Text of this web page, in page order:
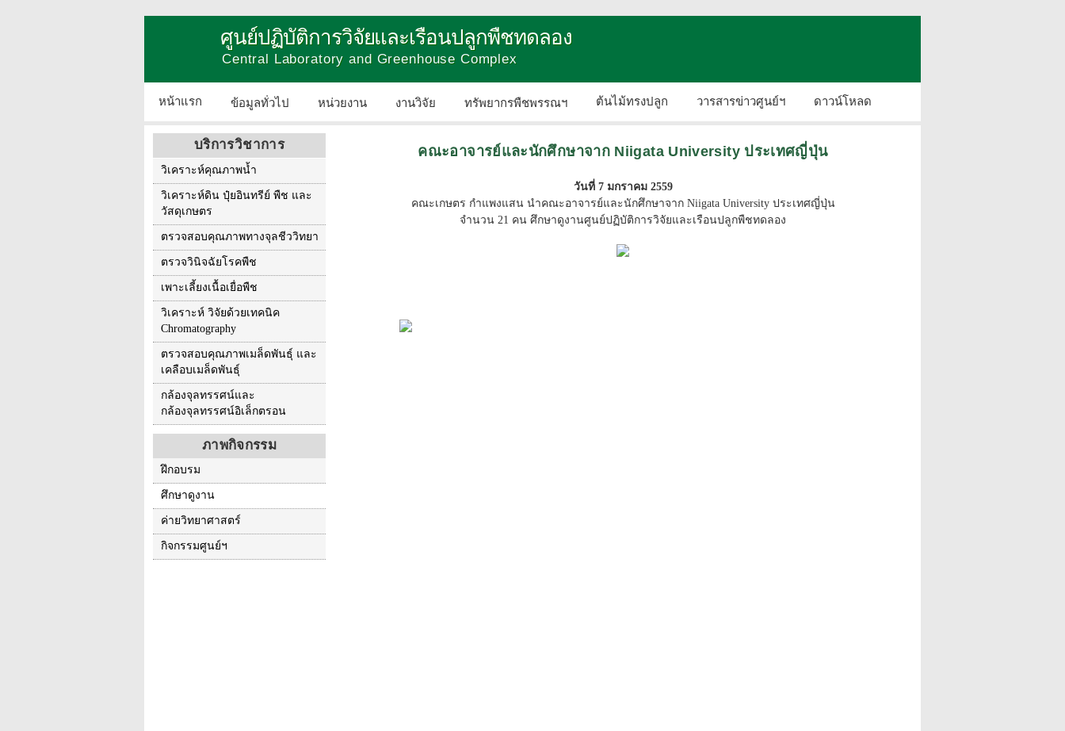
ศูนย์ปฏิบัติการวิจัยและเรือนปลูกพืชทดลอง
Central Laboratory and Greenhouse Complex
หน้าแรก ข้อมูลทั่วไป หน่วยงาน งานวิจัย ทรัพยากรพืชพรรณฯ ต้นไม้ทรงปลูก วารสารข่าวศูนย์ฯ ดาวน์โหลด
บริการวิชาการ
วิเคราะห์คุณภาพน้ำ
วิเคราะห์ดิน ปุ๋ยอินทรีย์ พืช และ
วัสดุเกษตร
ตรวจสอบคุณภาพทางจุลชีววิทยา
ตรวจวินิจฉัยโรคพืช
เพาะเลี้ยงเนื้อเยื่อพืช
วิเคราะห์ วิจัยด้วยเทคนิค
Chromatography
ตรวจสอบคุณภาพเมล็ดพันธุ์ และ
เคลือบเมล็ดพันธุ์
กล้องจุลทรรศน์และ
กล้องจุลทรรศน์อิเล็กตรอน
ภาพกิจกรรม
ฝึกอบรม
ศึกษาดูงาน
ค่ายวิทยาศาสตร์
กิจกรรมศูนย์ฯ
คณะอาจารย์และนักศึกษาจาก Niigata University ประเทศญี่ปุ่น
วันที่ 7 มกราคม 2559
คณะเกษตร กำแพงแสน นำคณะอาจารย์และนักศึกษาจาก Niigata University ประเทศญี่ปุ่น
จำนวน 21 คน ศึกษาดูงานศูนย์ปฏิบัติการวิจัยและเรือนปลูกพืชทดลอง